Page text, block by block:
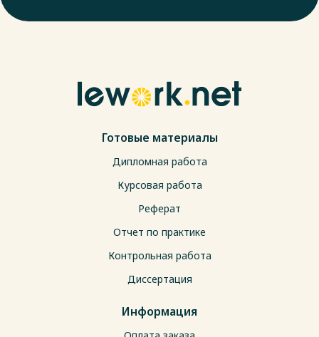
Готовые материалы
Дипломная работа
Курсовая работа
Реферат
Отчет по практике
Контрольная работа
Диссертация
Информация